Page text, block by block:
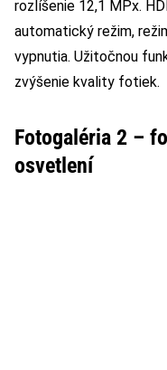
rozlíšenie 12,1 MPx.
automatický režim,
vypnutia. Užitočnou
zvýšenie kvality fotiek.
Fotogaléria 2 –
osvetlení